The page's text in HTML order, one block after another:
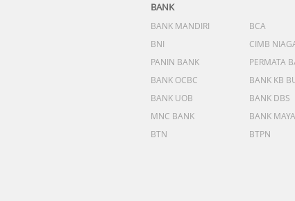
BANK
BANK MANDIRI BCA
BNI
CIMB
PANIN BANK
PERMATA
BANK OCBC
BANK KB
BANK UOB
BANK DBS
MNC BANK
BANK
BTN
BTPN